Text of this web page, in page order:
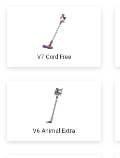
V7 Cord Free
V6 Animal Extra